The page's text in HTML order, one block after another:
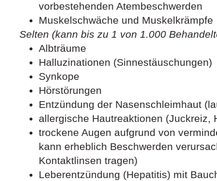
vorbestehenden Atembeschwerden
Muskelschwäche und Muskelkrämpfe
Selten (kann bis zu 1 von 1.000
Albträume
Halluzinationen (Sinnestäuschungen)
Synkope
Hörstörungen
Entzündung der Nasenschleimhaut
allergische Hautreaktionen (Juckreiz,
trockene Augen aufgrund von
kann erheblich Beschwerden
Kontaktlinsen tragen)
Leberentzündung (Hepatitis) mit